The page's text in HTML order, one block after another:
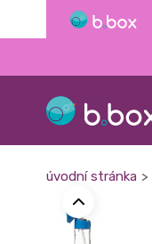
úvodní stránka >